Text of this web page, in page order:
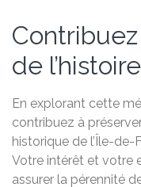
de
En explorant cette
contribuez à
historique de l’Île-
Votre intérêt et votre
assurer la pérennité